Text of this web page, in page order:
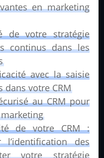
en marketing
de votre stratégie
continus dans les
avec la saisie
dans votre CRM
au CRM pour
de votre CRM :
l’identification des
votre stratégie